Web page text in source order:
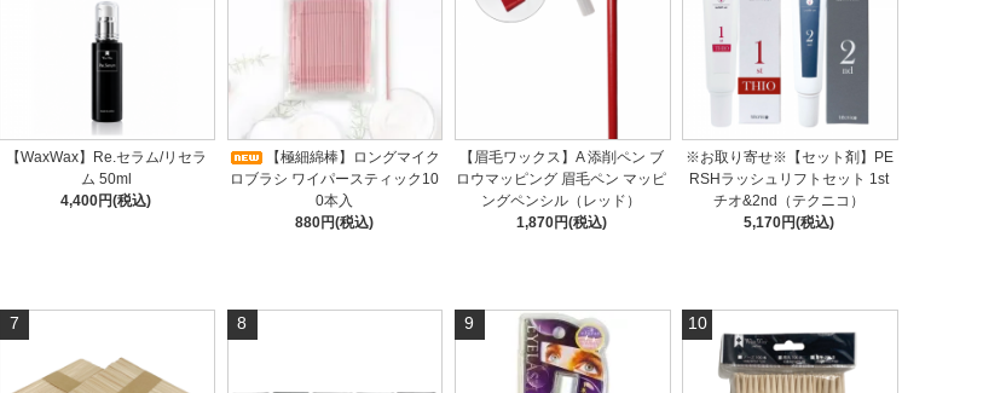
【WaxWax】Re.セラム/リセラ
ム 50ml
4,400円(税込)
【極細綿棒】ロングマイク
ロブラシ ワイパースティック10
0本入
880円(税込)
【眉毛ワックス】A 添削ペン ブ
ロウマッピング 眉毛ペン マッピ
ングペンシル（レッド）
1,870円(税込)
※お取り寄せ※【セット剤】PE
RSHラッシュリフトセット 1st
チオ&2nd（テクニコ）
5,170円(税込)
7 8 9 10